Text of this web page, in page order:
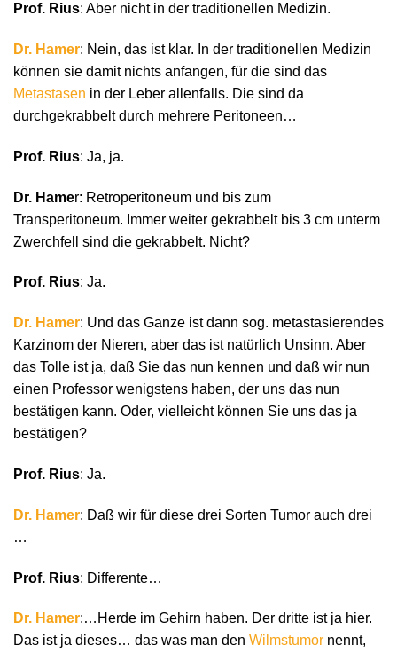
Prof. Rius: Aber nicht in der traditionellen Medizin.
Dr. Hamer: Nein, das ist klar. In der traditionellen Medizin
können sie damit nichts anfangen, für die sind das
Metastasen in der Leber allenfalls. Die sind da
durchgekrabbelt durch mehrere Peritoneen…
Prof. Rius: Ja, ja.
Dr. Hamer: Retroperitoneum und bis zum
Transperitoneum. Immer weiter gekrabbelt bis 3 cm unterm
Zwerchfell sind die gekrabbelt. Nicht?
Prof. Rius: Ja.
Dr. Hamer: Und das Ganze ist dann sog. metastasierendes
Karzinom der Nieren, aber das ist natürlich Unsinn. Aber
das Tolle ist ja, daß Sie das nun kennen und daß wir nun
einen Professor wenigstens haben, der uns das nun
bestätigen kann. Oder, vielleicht können Sie uns das ja
bestätigen?
Prof. Rius: Ja.
Dr. Hamer: Daß wir für diese drei Sorten Tumor auch drei
…
Prof. Rius: Differente…
Dr. Hamer:…Herde im Gehirn haben. Der dritte ist ja hier.
Das ist ja dieses… das was man den Wilmstumor nennt,